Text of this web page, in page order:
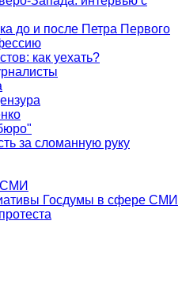
до и после Петра Первого
как уехать?
за сломанную руку
СМИ
Госдумы в сфере СМИ